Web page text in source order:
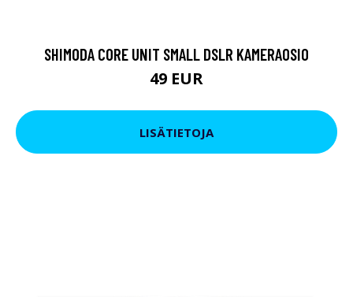
SHIMODA CORE UNIT SMALL DSLR KAMERAOSIO
49 EUR
LISÄTIETOJA